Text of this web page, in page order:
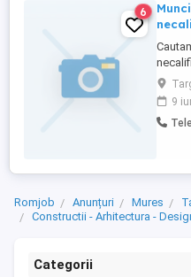
6
9
Romjob Anunțuri Mures
Constructii - Arhitectura -
Categorii